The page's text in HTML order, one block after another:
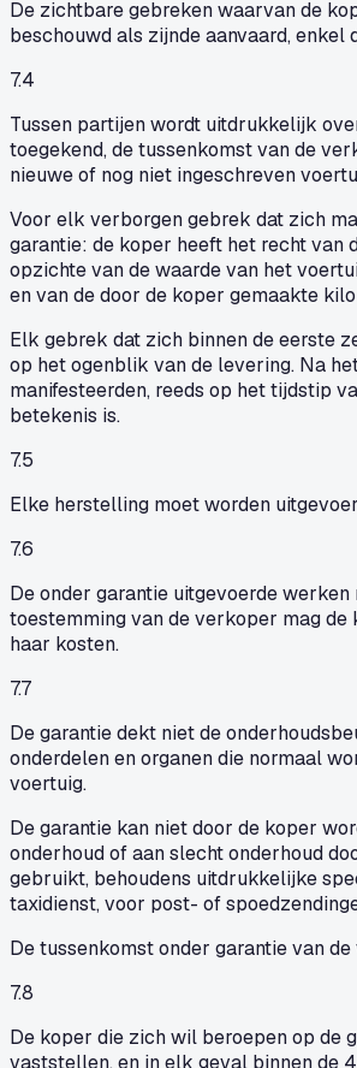
De zichtbare gebreken waarvan de
beschouwd als zijnde aanvaard, enkel
7.4
Tussen partijen wordt uitdrukkelijk
toegekend, de tussenkomst van de
nieuwe of nog niet ingeschreven
Voor elk verborgen gebrek dat zich
garantie: de koper heeft het recht van
opzichte van de waarde van het
en van de door de koper gemaakte
Elk gebrek dat zich binnen de eerste
op het ogenblik van de levering. Na
manifesteerden, reeds op het tijdstip
betekenis is.
7.5
Elke herstelling moet worden
7.6
De onder garantie uitgevoerde
toestemming van de verkoper mag
haar kosten.
7.7
De garantie dekt niet de
onderdelen en organen die normaal
voertuig.
De garantie kan niet door de koper
onderhoud of aan slecht onderhoud
gebruikt, behoudens uitdrukkelijke
taxidienst, voor post- of
De tussenkomst onder garantie van
7.8
De koper die zich wil beroepen op de